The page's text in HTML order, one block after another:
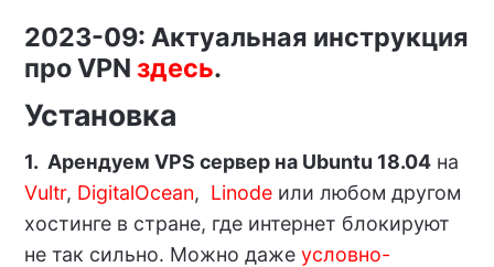
2023-09: Актуальная инструкция
про VPN здесь.
Установка
1. Арендуем VPS сервер на Ubuntu 18.04на
Vultr, DigitalOcean, Linodeили любом другом
хостинге в стране, где интернет блокируют
не так сильно. Можно даже условно-